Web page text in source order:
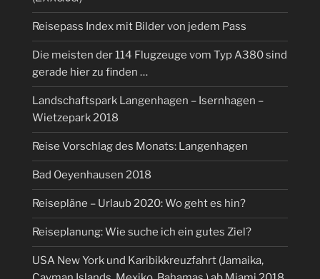
Reisepass Index mit Bilder von jedem Pass
Die meisten der 114 Flugzeuge vom Typ A380 sind
gerade hier zu finden …
Landschaftspark Langenhagen – Isernhagen –
Wietzepark 2018
Reise Vorschlag des Monats: Langenhagen
Bad Oeyenhausen 2018
Reisepläne – Urlaub 2020: Wo geht es hin?
Reiseplanung: Wie suche ich ein gutes Ziel?
USA New York und Karibikkreuzfahrt (Jamaika,